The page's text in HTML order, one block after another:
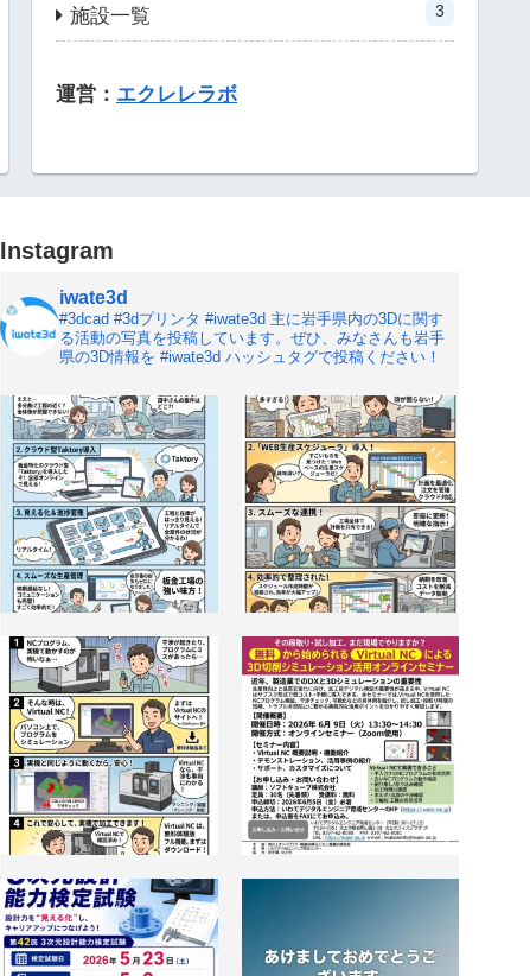
施設一覧 3
運営： エクレレラボ
Instagram
iwate3d
#3dcad #3dプリンタ #iwate3d 主に岩手県内の3Dに関す
る活動の写真を投稿しています。ぜひ、みなさんも岩手
県の3D情報を #iwate3d ハッシュタグで投稿ください！